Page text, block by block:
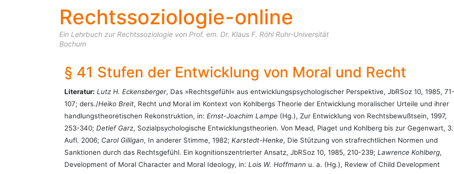
Rechtssoziologie-online
Ein Lehrbuch zur Rechtssoziologie von Prof. em. Dr. Klaus F. Röhl Ruhr-Universität
Bochum
§ 41 Stufen der Entwicklung von Moral und Recht
Literatur: Lutz H. Eckensberger, Das »Rechtsgefühl« aus entwicklungspsychologischer Perspektive, JbRSoz 10, 1985, 71-
107; ders./Heiko Breit, Recht und Moral im Kontext von Kohlbergs Theorie der Entwicklung moralischer Urteile und ihrer
handlungstheoretischen Rekonstruktion, in: Ernst-Joachim Lampe (Hg.), Zur Entwicklung von Rechtsbewußtsein, 1997,
253-340; Detlef Garz, Sozialpsychologische Entwicklungstheorien. Von Mead, Piaget und Kohlberg bis zur Gegenwart, 3.
Aufl. 2006; Carol Gilligan, In anderer Stimme, 1982; Karstedt-Henke, Die Stützung von strafrechtlichen Normen und
Sanktionen durch das Rechtsgefühl. Ein kognitionszentrierter Ansatz, JbRSoz 10, 1985, 210-239; Lawrence Kohlberg,
Development of Moral Character and Moral Ideology, in: Lois W. Hoffmann u. a. (Hg.), Review of Child Development